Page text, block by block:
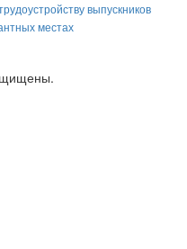
выпускников
местах